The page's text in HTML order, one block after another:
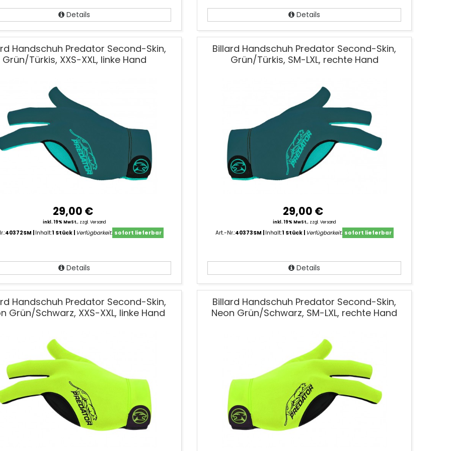
Details Details
Handschuh Predator Second-Skin,
Grün/Türkis, XXS-XXL, linke Hand
29,00 €
inkl. 19% MwSt., zzgl. Versand
40372SM Inhalt:1 Stück Verfügbarkeit: sofort lieferbar
Details
Billard Handschuh Predator Second-Skin,
Grün/Türkis, SM-LXL, rechte Hand
29,00 €
inkl. 19% MwSt., zzgl. Versand
Art.-Nr.:40373SM Inhalt:1 Stück Verfügbarkeit: sofort lieferbar
Details
Handschuh Predator Second-Skin,
Grün/Schwarz, XXS-XXL, linke Hand
Billard Handschuh Predator Second-Skin,
Neon Grün/Schwarz, SM-LXL, rechte Hand